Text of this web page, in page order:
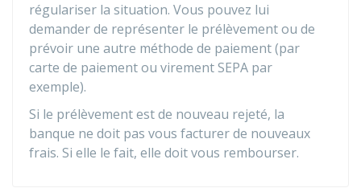
régulariser la situation. Vous pouvez lui
demander de représenter le prélèvement ou de
prévoir une autre méthode de paiement (par
carte de paiement ou virement SEPA par
exemple).
Si le prélèvement est de nouveau rejeté, la
banque ne doit pas vous facturer de nouveaux
frais. Si elle le fait, elle doit vous rembourser.